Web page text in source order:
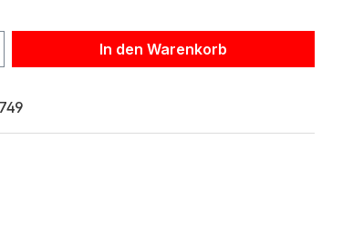
gewünschten Wert ein oder benutze die
In den Warenkorb